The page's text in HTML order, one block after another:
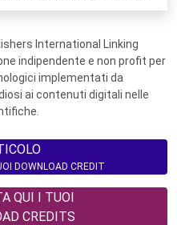
International Linking
indipendente e non profit per
implementati da
ai contenuti digitali nelle
DOWNLOAD CREDIT
QUI I TUOI
CREDITS